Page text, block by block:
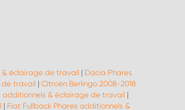
& éclairage de travail | Dacia Phares
de travail | Citroën Berlingo 2008-2018
additionnels & éclairage de travail |
| Fiat Fullback Phares additionnels &